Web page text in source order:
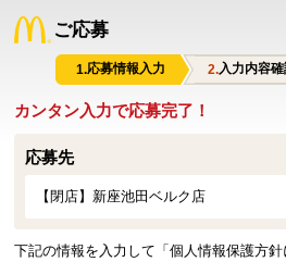
ご応募
応募情報入力 入力内容確
カンタン入力で応募完了！
応募先
【閉店】新座池田ベルク店
下記の情報を入力して「個人情報保護方